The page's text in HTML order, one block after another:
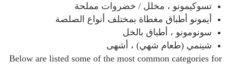
تسوكيمونو ، مخلل / خضروات مملحة
أيمونو أطباق مغطاة بمختلف أنواع الصلصة
سونومونو ، أطباق بالخل
شينمي (طعام شهي) ، أشهى
Below are listed some of the most common categories for